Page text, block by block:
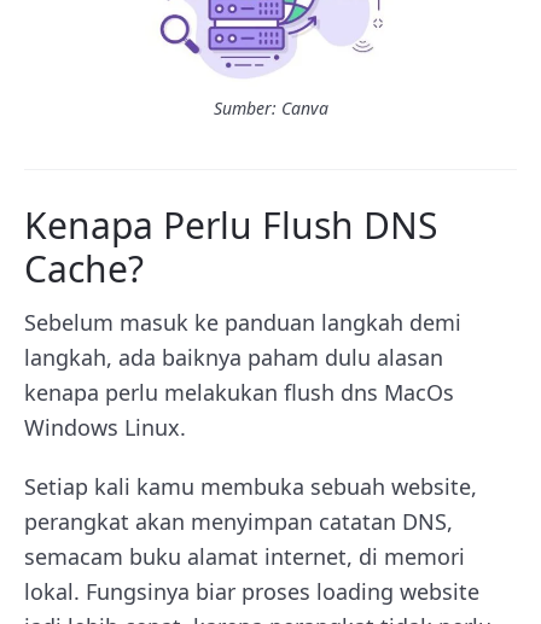
Sumber: Canva
Kenapa Perlu Flush DNS
Cache?
Sebelum masuk ke panduan langkah demi
langkah, ada baiknya paham dulu alasan
kenapa perlu melakukan flush dns MacOs
Windows Linux.
Setiap kali kamu membuka sebuah website,
perangkat akan menyimpan catatan DNS,
semacam buku alamat internet, di memori
lokal. Fungsinya biar proses loading website